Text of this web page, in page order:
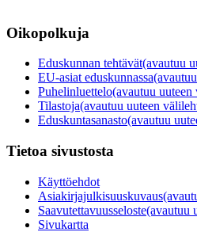
Oikopolkuja
Eduskunnan tehtävät(avautuu
EU-asiat eduskunnassa
Puhelinluettelo(avautuu uuteen
Tilastoja(avautuu uuteen
Eduskuntasanasto(avautuu
Tietoa sivustosta
Käyttöehdot
Asiakirjajulkisuuskuvaus
Saavutettavuusseloste(avautuu
Sivukartta